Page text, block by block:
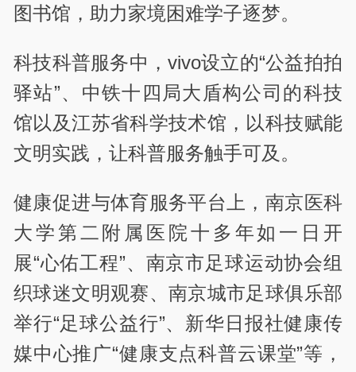
图书馆，助力家境困难学子逐梦。
科技科普服务中，vivo设立的“公益拍拍
驿站”、中铁十四局大盾构公司的科技
馆以及江苏省科学技术馆，以科技赋能
文明实践，让科普服务触手可及。
健康促进与体育服务平台上，南京医科
大学第二附属医院十多年如一日开
展“心佑工程”、南京市足球运动协会组
织球迷文明观赛、南京城市足球俱乐部
举行“足球公益行”、新华日报社健康传
媒中心推广“健康支点科普云课堂”等，